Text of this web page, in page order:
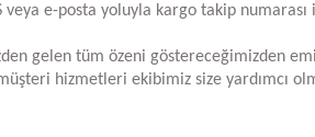
e-posta yoluyla kargo takip
gelen tüm özeni göstereceğimizden
hizmetleri ekibimiz size yardımcı